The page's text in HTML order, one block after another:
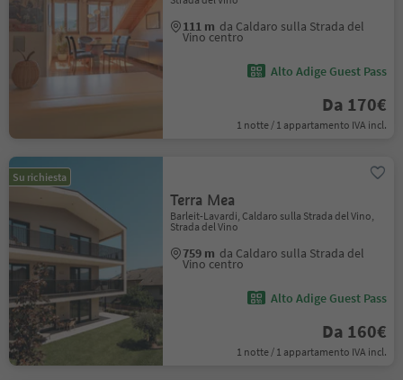
111 m da Caldaro sulla Strada del
Vino centro
Alto Adige Guest Pass
Da 170€
1 notte / 1 appartamento IVA incl.
Su richiesta
Terra Mea
Barleit-Lavardi, Caldaro sulla Strada del Vino,
Strada del Vino
759 m da Caldaro sulla Strada del
Vino centro
Alto Adige Guest Pass
Da 160€
1 notte / 1 appartamento IVA incl.